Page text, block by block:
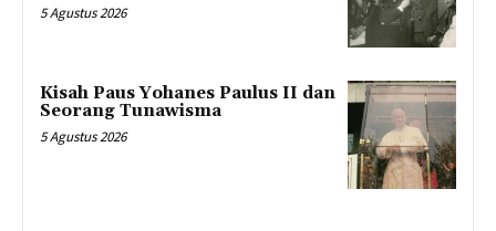
5 Agustus 2026
Kisah Paus Yohanes Paulus II dan
Seorang Tunawisma
5 Agustus 2026